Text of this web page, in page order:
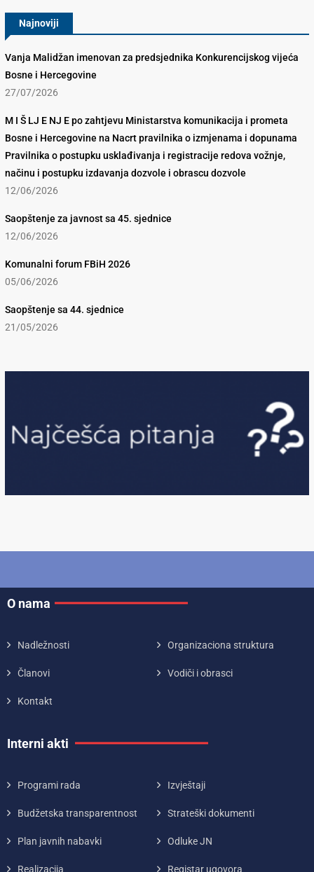
Najnoviji
Vanja Malidžan imenovan za predsjednika Konkurencijskog vijeća
Bosne i Hercegovine
27/07/2026
M I Š LJ E NJ E po zahtjevu Ministarstva komunikacija i prometa
Bosne i Hercegovine na Nacrt pravilnika o izmjenama i dopunama
Pravilnika o postupku usklađivanja i registracije redova vožnje,
načinu i postupku izdavanja dozvole i obrascu dozvole
12/06/2026
Saopštenje za javnost sa 45. sjednice
12/06/2026
Komunalni forum FBiH 2026
05/06/2026
Saopštenje sa 44. sjednice
21/05/2026
O nama
Nadležnosti Organizaciona struktura
Članovi Vodiči i obrasci
Kontakt
Interni akti
Programi rada Izvještaji
Budžetska transparentnost Strateški dokumenti
Plan javnih nabavki Odluke JN
Realizacija Registar ugovora